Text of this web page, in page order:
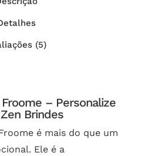
(5)
– Personalize
Brindes
é mais do que um
Ele é a